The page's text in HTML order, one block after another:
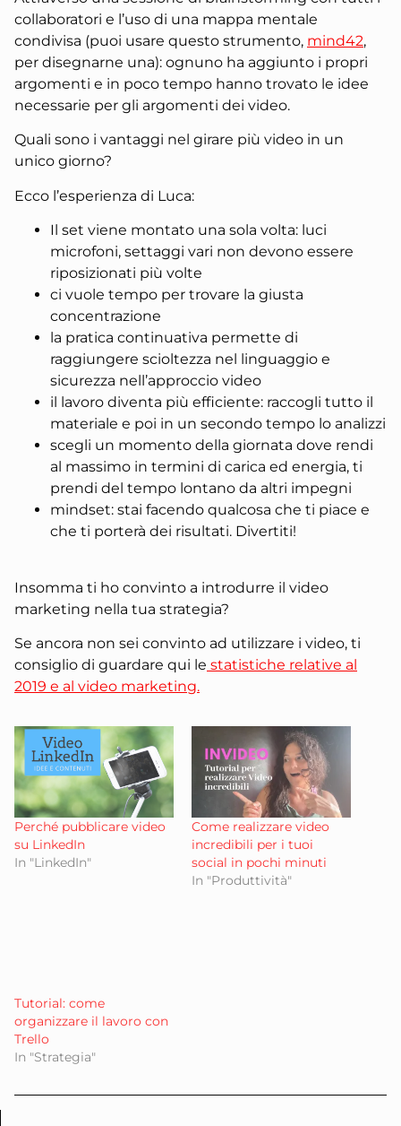
collaboratori e l’uso di una mappa mentale
condivisa (puoi usare questo strumento, mind42,
per disegnarne una): ognuno ha aggiunto i propri
argomenti e in poco tempo hanno trovato le idee
necessarie per gli argomenti dei video.
Quali sono i vantaggi nel girare più video in un
unico giorno?
Ecco l’esperienza di Luca:
Il set viene montato una sola volta: luci
microfoni, settaggi vari non devono essere
riposizionati più volte
ci vuole tempo per trovare la giusta
concentrazione
la pratica continuativa permette di
raggiungere scioltezza nel linguaggio e
sicurezza nell’approccio video
il lavoro diventa più efficiente: raccogli tutto il
materiale e poi in un secondo tempo lo analizzi
scegli un momento della giornata dove rendi
al massimo in termini di carica ed energia, ti
prendi del tempo lontano da altri impegni
mindset: stai facendo qualcosa che ti piace e
che ti porterà dei risultati. Divertiti!
Insomma ti ho convinto a introdurre il video
marketing nella tua strategia?
Se ancora non sei convinto ad utilizzare i video, ti
consiglio di guardare qui le statistiche relative al
2019 e al video marketing.
Perché pubblicare video
su LinkedIn
In "LinkedIn"
Come realizzare video
incredibili per i tuoi
social in pochi minuti
In "Produttività"
Tutorial: come
organizzare il lavoro con
Trello
In "Strategia"